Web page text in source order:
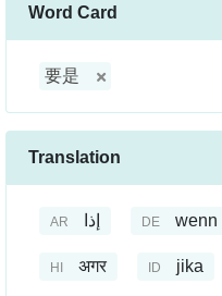
Word Card
要是
Translation
AR إذا DE wenn
HI अगर ID jika